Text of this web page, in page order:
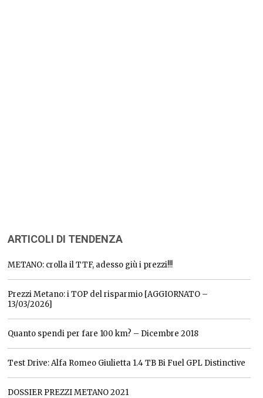
ARTICOLI DI TENDENZA
METANO: crolla il TTF, adesso giù i prezzi!!!
Prezzi Metano: i TOP del risparmio [AGGIORNATO –
13/03/2026]
Quanto spendi per fare 100 km? – Dicembre 2018
Test Drive: Alfa Romeo Giulietta 1.4 TB Bi Fuel GPL Distinctive
DOSSIER PREZZI METANO 2021